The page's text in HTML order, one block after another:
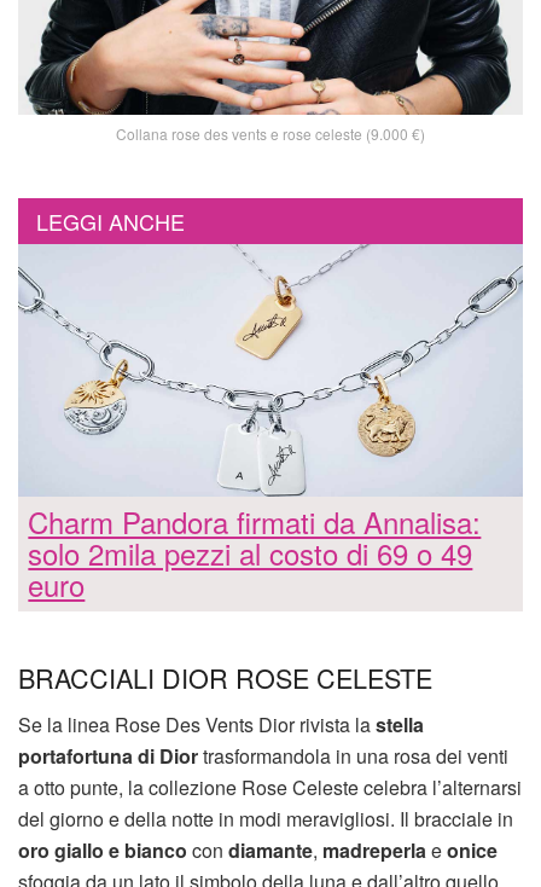
Collana rose des vents e rose celeste (9.000 €)
LEGGI ANCHE
Charm Pandora firmati da Annalisa:
solo 2mila pezzi al costo di 69 o 49
euro
BRACCIALI DIOR ROSE CELESTE
Se la linea Rose Des Vents Dior rivista lastella
portafortuna di Diortrasformandola in una rosa dei venti
a otto punte, la collezione Rose Celeste celebra l’alternarsi
del giorno e della notte in modi meravigliosi. Il bracciale in
oro giallo e bianco con diamante, madreperla eonice
sfoggia da un lato il simbolo della luna e dall’altro quello